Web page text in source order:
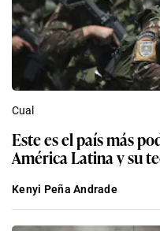
Cual
Este es el país más
América Latina y su
Kenyi Peña Andrade